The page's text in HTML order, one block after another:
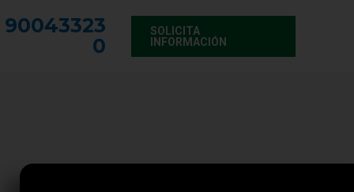
90043323
0
SOLICITA
INFORMACIÓN